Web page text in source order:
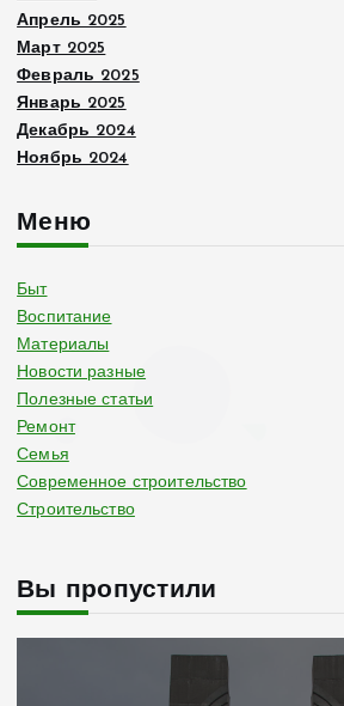
Апрель 2025
Март 2025
Февраль 2025
Январь 2025
Декабрь 2024
Ноябрь 2024
Меню
Быт
Воспитание
Материалы
Новости разные
Полезные статьи
Ремонт
Семья
Современное строительство
Строительство
Вы пропустили